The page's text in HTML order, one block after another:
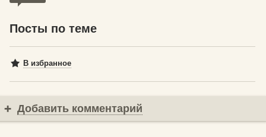
Посты по теме
В избранное
Добавить комментарий